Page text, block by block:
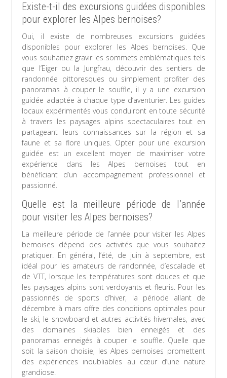
Existe-t-il des excursions guidées disponibles
pour explorer les Alpes bernoises?
Oui, il existe de nombreuses excursions guidées
disponibles pour explorer les Alpes bernoises. Que
vous souhaitiez gravir les sommets emblématiques tels
que l’Eiger ou la Jungfrau, découvrir des sentiers de
randonnée pittoresques ou simplement profiter des
panoramas à couper le souffle, il y a une excursion
guidée adaptée à chaque type d’aventurier. Les guides
locaux expérimentés vous conduiront en toute sécurité
à travers les paysages alpins spectaculaires tout en
partageant leurs connaissances sur la région et sa
faune et sa flore uniques. Opter pour une excursion
guidée est un excellent moyen de maximiser votre
expérience dans les Alpes bernoises tout en
bénéficiant d’un accompagnement professionnel et
passionné.
Quelle est la meilleure période de l’année
pour visiter les Alpes bernoises?
La meilleure période de l’année pour visiter les Alpes
bernoises dépend des activités que vous souhaitez
pratiquer. En général, l’été, de juin à septembre, est
idéal pour les amateurs de randonnée, d’escalade et
de VTT, lorsque les températures sont douces et que
les paysages alpins sont verdoyants et fleuris. Pour les
passionnés de sports d’hiver, la période allant de
décembre à mars offre des conditions optimales pour
le ski, le snowboard et autres activités hivernales, avec
des domaines skiables bien enneigés et des
panoramas enneigés à couper le souffle. Quelle que
soit la saison choisie, les Alpes bernoises promettent
des expériences inoubliables au cœur d’une nature
grandiose.